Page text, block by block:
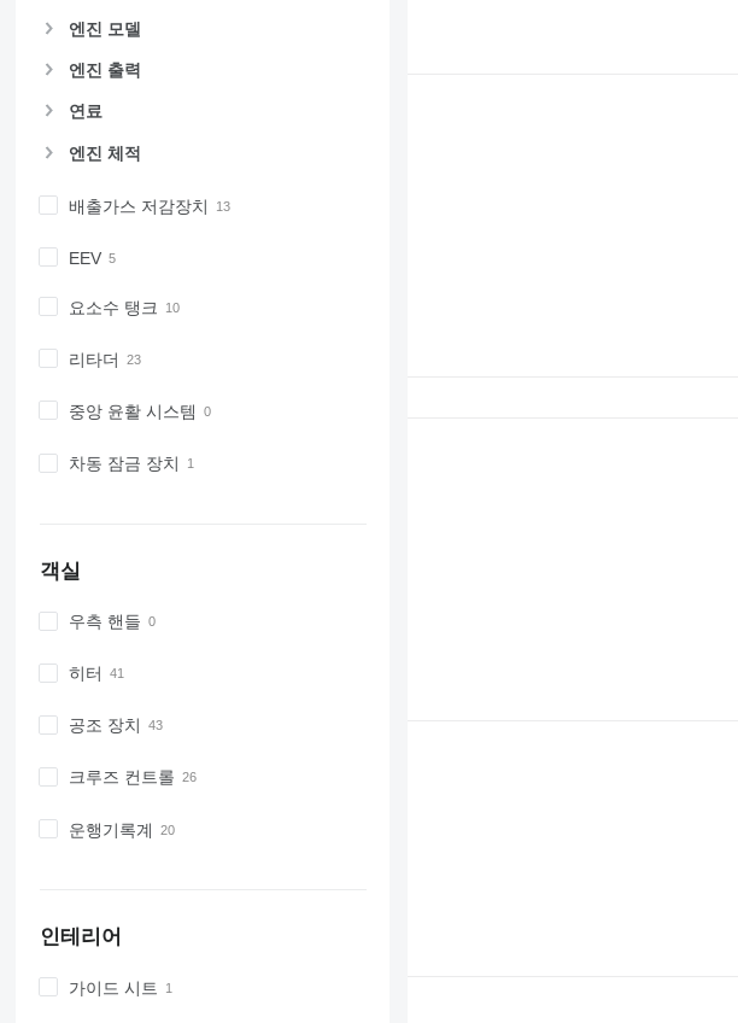
엔진 모델
엔진 출력
연료
엔진 체적
배출가스 저감장치
EEV
요소수 탱크
리타더
중앙 윤활 시스템
차동 잠금 장치
객실
우측 핸들
히터
공조 장치
크루즈 컨트롤
운행기록계
인테리어
가이드 시트